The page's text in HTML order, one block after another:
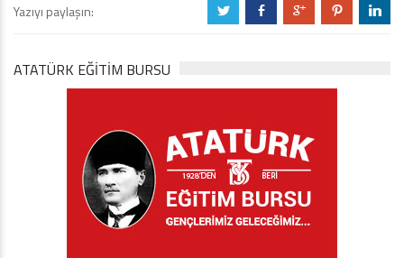
Yazıyı paylaşın: a b c d j
ATATÜRK EĞITIM BURSU